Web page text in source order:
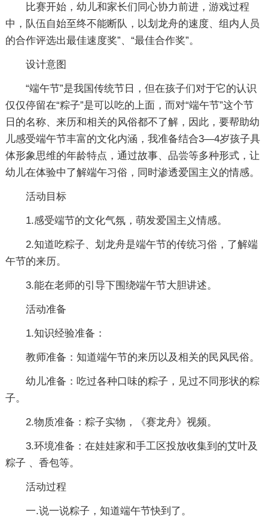
比赛开始，幼儿和家长们同心协力前进，游戏过程
中，队伍自始至终不能断队，以划龙舟的速度、组内人员
的合作评选出最佳速度奖”、“最佳合作奖”。
设计意图
“端午节”是我国传统节日，但在孩子们对于它的认识
仅仅停留在“粽子”是可以吃的上面，而对“端午节”这个节
日的名称、来历和相关的风俗都不了解，因此，要帮助幼
儿感受端午节丰富的文化内涵，我准备结合3―4岁孩子具
体形象思维的年龄特点，通过故事、品尝等多种形式，让
幼儿在体验中了解端午习俗，同时渗透爱国主义的情感。
活动目标
1.感受端节的文化气氛，萌发爱国主义情感。
2.知道吃粽子、划龙舟是端午节的传统习俗，了解端
午节的来历。
3.能在老师的引导下围绕端午节大胆讲述。
活动准备
1.知识经验准备：
教师准备：知道端午节的来历以及相关的民风民俗。
幼儿准备：吃过各种口味的粽子，见过不同形状的粽
子。
2.物质准备：粽子实物，《赛龙舟》视频。
3.环境准备：在娃娃家和手工区投放收集到的艾叶及
粽子 、香包等。
活动过程
一.说一说粽子，知道端午节快到了。